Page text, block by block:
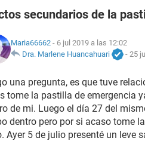
secundarios de la
Maria66662 - 6 jul 2019 a las 12:02
Dra. Marlene Huancahuari
- 25
una pregunta, es que tuve
tome la pastilla de emergencia
de mi. Luego el día 27 del
dentro pero por si acaso tome
Ayer 5 de julio presenté un leve